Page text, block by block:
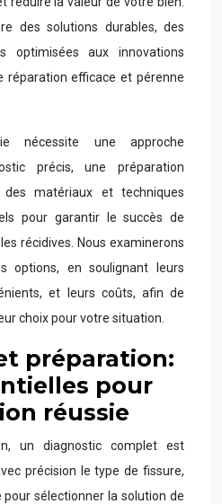
des solutions durables, des
optimisées aux innovations
réparation efficace et pérenne
nécessite une approche
précis, une préparation
matériaux et techniques
pour garantir le succès de
récidives. Nous examinerons
options, en soulignant leurs
et leurs coûts, afin de
choix pour votre situation.
préparation:
pour
réussie
un diagnostic complet est
précision le type de fissure,
sélectionner la solution de